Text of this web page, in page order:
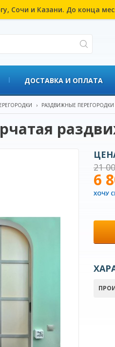
Сочи и Казани. До конца
ДОСТАВКА И ОПЛАТА
› РАЗДВИЖНЫЕ
21
6
ХОЧУ